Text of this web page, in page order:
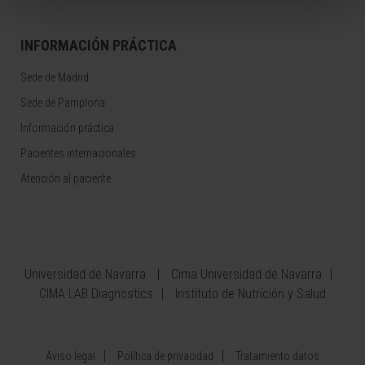
INFORMACIÓN PRÁCTICA
Sede de Madrid
Sede de Pamplona
Información práctica
Pacientes internacionales
Atención al paciente
Universidad de Navarra
Cima Universidad de Navarra
CIMA LAB Diagnostics
Instituto de Nutrición y Salud
Aviso legal Política de privacidad Tratamiento datos